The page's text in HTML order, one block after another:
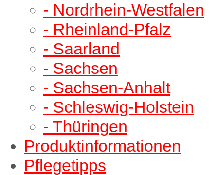
- Nordrhein-Westfalen
- Rheinland-Pfalz
- Saarland
- Sachsen
- Sachsen-Anhalt
- Schleswig-Holstein
- Thüringen
Produktinformationen
Pflegetipps